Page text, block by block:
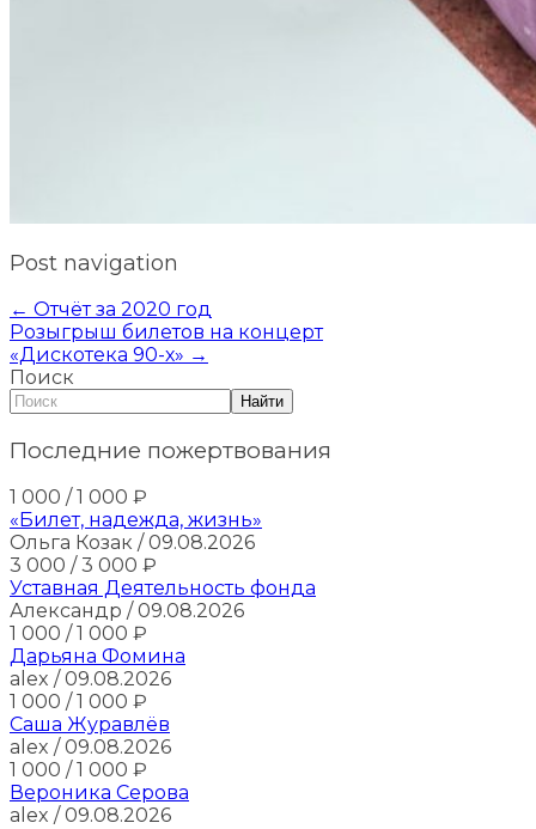
Post navigation
← Отчёт за 2020 год
Розыгрыш билетов на концерт
«Дискотека 90-х» →
Поиск
Найти
Последние пожертвования
1 000 / 1 000 ₽
«Билет, надежда, жизнь»
Ольга Козак / 09.08.2026
3 000 / 3 000 ₽
Уставная Деятельность фонда
Александр / 09.08.2026
1 000 / 1 000 ₽
Дарьяна Фомина
alex / 09.08.2026
1 000 / 1 000 ₽
Саша Журавлёв
alex / 09.08.2026
1 000 / 1 000 ₽
Вероника Серова
alex / 09.08.2026